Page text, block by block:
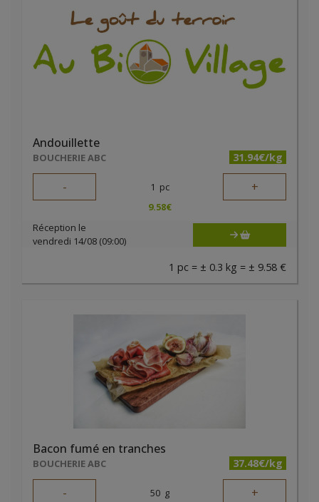
Andouillette
BOUCHERIE ABC 31.94€/kg
- 1 pc +
9.58€
Réception le
vendredi 14/08 (09:00)
1 pc = ± 0.3 kg = ± 9.58 €
Bacon fumé en tranches
BOUCHERIE ABC 37.48€/kg
- 50 g +